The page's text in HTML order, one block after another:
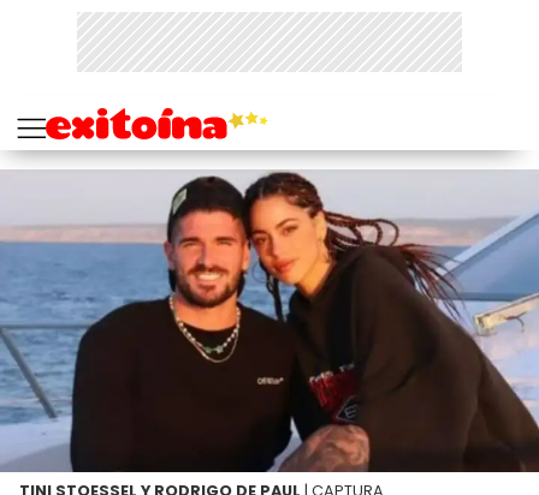
TINI STOESSEL Y RODRIGO DE PAUL | CAPTURA